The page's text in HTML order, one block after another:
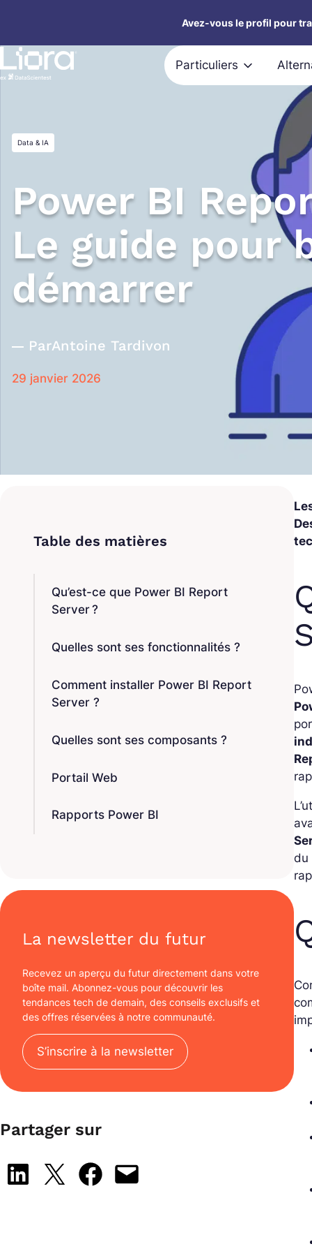
contenu
Avez-vous le profil pour
Particuliers
Data & IA
Power BI
Le guide pour
démarrer
ParAntoine Tardivon
29 janvier 2026
Qu’est-ce que Power BI Report
Server ?
Quelles sont ses fonctionnalités ?
Comment installer Power BI Report
Server ?
Quelles sont ses composants ?
Portail Web
Rapports Power BI
La newsletter du futur
Recevez un aperçu du futur directement dans votre
boîte mail. Abonnez-vous pour découvrir les
tendances tech de demain, des conseils exclusifs et
des offres réservées à notre communauté.
S’inscrire à la newsletter
Partager sur
Share on LinkedIn
Share on X Share on Facebook
Email this Page
du